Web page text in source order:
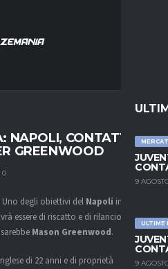
9
ULTIME
9
NAPOLI, CONTATTI
GREENWOOD
0
Uno degli obiettivi del Napoli in vista
essere di riscatto e di rilancio dopo
Mason Greenwood.
di 22 anni e di proprietà